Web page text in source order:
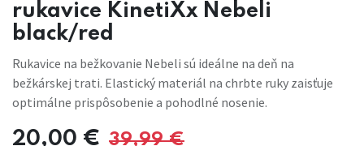
rukavice KinetiXx Nebeli
black/red
Rukavice na bežkovanie Nebeli sú ideálne na deň na
bežkárskej trati. Elastický materiál na chrbte ruky zaisťuje
optimálne prispôsobenie a pohodlné nosenie.
20,00 € 39,99€